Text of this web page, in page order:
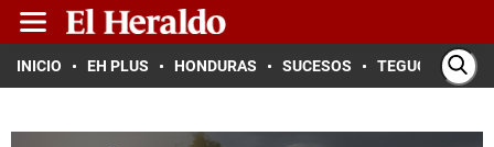
INICIO EH PLUS HONDURAS SUCESOS TEGUCIGALPA